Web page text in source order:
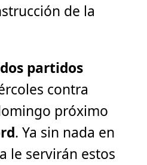
de la
dos partidos
contra
próximo
. Ya sin nada en
le servirán estos